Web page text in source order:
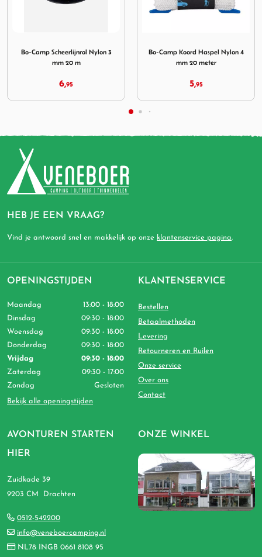
Bo-Camp Koord Haspel Nylon 4
mm 20 meter
Bo-Camp Koord Haspel Nylon 3
mm 20 meter
4,
HEB JE EEN VRAAG?
Vind je antwoord snel en makkelijk op onze klantenservice pagina.
AVONTUREN STARTEN
HIER
Zuidkade 39
9203 CM Drachten
0512-542200
info@veneboercamping.nl
NL78 INGB 0661 8108 95
OPENINGSTIJDEN
Maandag
13:00 - 18:00
Dinsdag
09:30 - 18:00
Woensdag
09:30 - 18:00
Donderdag
09:30 - 18:00
Vrijdag
09:30 - 18:00
Zaterdag
09:30 - 17:00
Zondag
Gesloten
Bekijk alle openingstijden
KLANTENSERVICE
Bestellen
Betaalmethoden
Levering
Retourneren en Ruilen
Onze service
Over ons
Contact
ONZE WINKEL